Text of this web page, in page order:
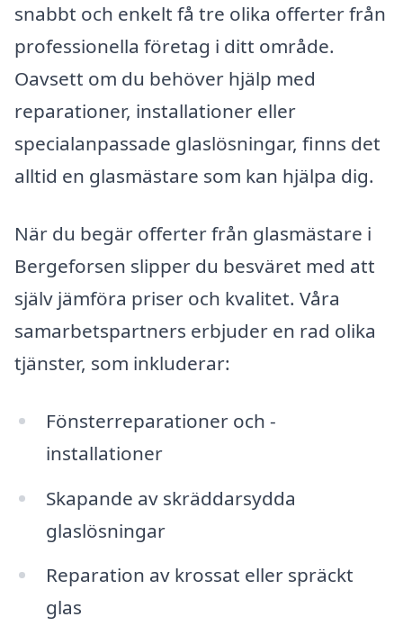
snabbt och enkelt få tre olika offerter från
professionella företag i ditt område.
Oavsett om du behöver hjälp med
reparationer, installationer eller
specialanpassade glaslösningar, finns det
alltid en glasmästare som kan hjälpa dig.
När du begär offerter från glasmästare i
Bergeforsen slipper du besväret med att
själv jämföra priser och kvalitet. Våra
samarbetspartners erbjuder en rad olika
tjänster, som inkluderar:
Fönsterreparationer och -
installationer
Skapande av skräddarsydda
glaslösningar
Reparation av krossat eller spräckt
glas